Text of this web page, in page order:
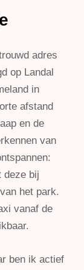
adres
op Landal
in
afstand
en de
van
deze bij
het park.
vanaf de
ben ik actief